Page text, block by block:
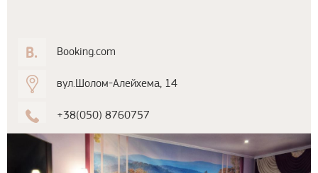
Booking.com
вул.Шолом-Алейхема, 14
+38(050) 8760757